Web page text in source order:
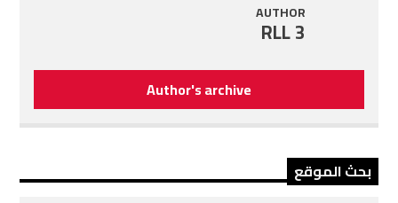
AUTHOR
RLL 3
Author's archive
بحث الموقع